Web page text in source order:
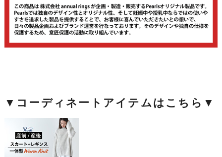
▼コーディネートアイテムはこちら▼